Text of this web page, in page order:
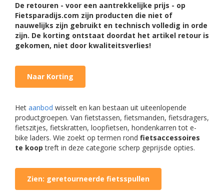
De retouren - voor een aantrekkelijke prijs - op
Fietsparadijs.com zijn producten die niet of
nauwelijks zijn gebruikt en technisch volledig in orde
zijn. De korting ontstaat doordat het artikel retour is
gekomen, niet door kwaliteitsverlies!
Naar Korting
Het aanbod wisselt en kan bestaan uit uiteenlopende
productgroepen. Van fietstassen, fietsmanden, fietsdragers,
fietszitjes, fietskratten, loopfietsen, hondenkarren tot e-
bike laders. Wie zoekt op termen rond fietsaccessoires
te koop treft in deze categorie scherp geprijsde opties.
Zien: geretourneerde fietsspullen